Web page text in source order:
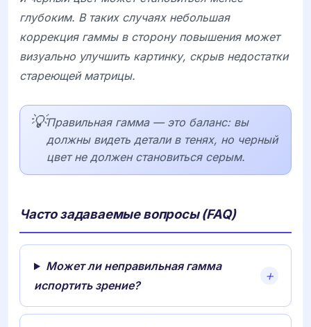
глубоким. В таких случаях небольшая
коррекция гаммы в сторону повышения может
визуально улучшить картинку, скрыв недостатки
стареющей матрицы.
💡Правильная гамма — это баланс: вы
должны видеть детали в тенях, но черный
цвет не должен становиться серым.
Часто задаваемые вопросы (FAQ)
Может ли неправильная гамма
испортить зрение?